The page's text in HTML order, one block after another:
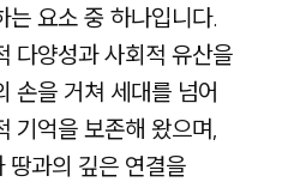
는 요소 중 하나입니다.
다양성과 사회적 유산을
손을 거쳐 세대를 넘어
기억을 보존해 왔으며,
땅과의 깊은 연결을